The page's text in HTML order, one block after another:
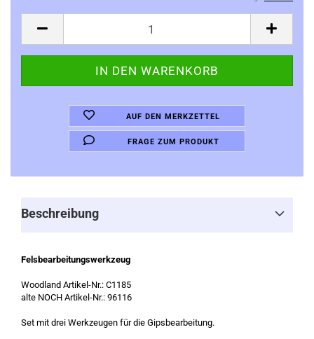
AUF DEN MERKZETTEL
FRAGE ZUM PRODUKT
Beschreibung
Felsbearbeitungswerkzeug
Woodland Artikel-Nr.: C1185
alte NOCH Artikel-Nr.: 96116
Set mit drei Werkzeugen für die Gipsbearbeitung.